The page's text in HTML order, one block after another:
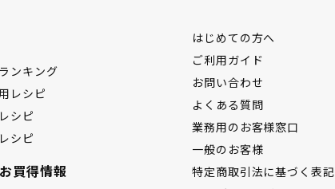
ンキング
レシピ
シピ
シピ
買得情報
はじめての方へ
ご利用ガイド
お問い合わせ
よくある質問
業務用のお客様窓口
一般のお客様
特定商取引法に基づく表記